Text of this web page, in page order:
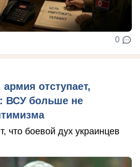
0
армия отступает,
ВСУ больше не
что боевой дух украинцев